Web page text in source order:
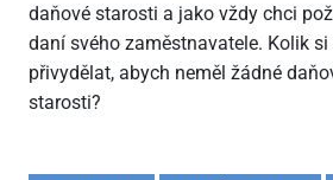
daňové starosti a jako vždy chci
daní svého zaměstnavatele. Kolik
přivydělat, abych neměl žádné
starosti?